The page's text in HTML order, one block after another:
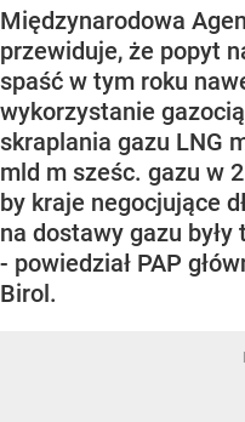
Międzynarodowa
przewiduje, że popyt
spaść w tym roku
wykorzystanie
skraplania gazu LNG
mld m sześc. gazu w
by kraje negocjujące
na dostawy gazu
- powiedział PAP
Birol.